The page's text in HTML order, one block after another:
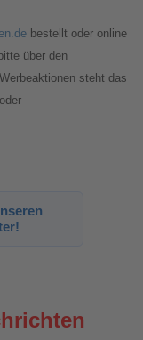
bestellt oder online
über den
steht das